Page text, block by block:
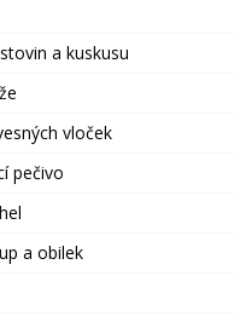
a kuskusu
vloček
pečivo
a obilek